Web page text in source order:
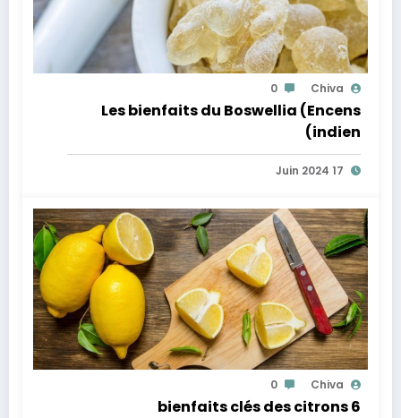
Chiva
0
Les bienfaits du Boswellia (Encens
indien)
17 Juin 2024
Chiva
0
6 bienfaits clés des citrons